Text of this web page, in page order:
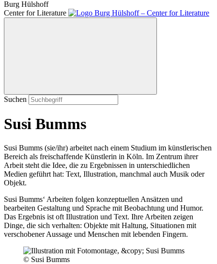
Burg Hülshoff
Center for Literature
Suchen
Susi Bumms
Susi Bumms (sie/ihr) arbeitet nach einem Studium im künstlerischen
Bereich als freischaffende Künstlerin in Köln. Im Zentrum ihrer
Arbeit steht die Idee, die zu Ergebnissen in unterschiedlichen
Medien geführt hat: Text, Illustration, manchmal auch Musik oder
Objekt.
Susi Bumms‘ Arbeiten folgen konzeptuellen Ansätzen und
bearbeiten Gestaltung und Sprache mit Beobachtung und Humor.
Das Ergebnis ist oft Illustration und Text. Ihre Arbeiten zeigen
Dinge, die sich verhalten: Objekte mit Haltung, Situationen mit
verschobener Aussage und Menschen mit lebenden Fingern.
© Susi Bumms